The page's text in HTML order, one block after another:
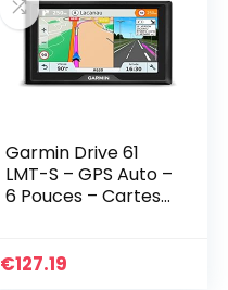
Garmin Drive 61
LMT-S – GPS Auto –
6 Pouces – Cartes
(Reconditionné)
€127.19